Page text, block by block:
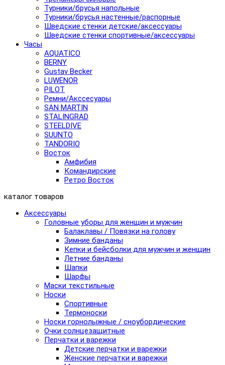
Турники/брусья напольные
Турники/брусья настенные/распорные
Шведские стенки детские/аксессуары
Шведские стенки спортивные/аксессуары
Часы
AQUATICO
BERNY
Gustav Becker
LUWENOR
PILOT
Pемни/Акссесуары
SAN MARTIN
STALINGRAD
STEELDIVE
SUUNTO
TANDORIO
Восток
Амфибия
Командирские
Ретро Восток
каталог товаров
Аксессуары
Головные уборы для женщин и мужчин
Балаклавы / Повязки на голову
Зимние банданы
Кепки и бейсболки для мужчин и женщин
Летние банданы
Шапки
Шарфы
Маски текстильные
Носки
Спортивные
Термоноски
Носки горнолыжные / сноубордические
Очки солнцезащитные
Перчатки и варежки
Детские перчатки и варежки
Женские перчатки и варежки